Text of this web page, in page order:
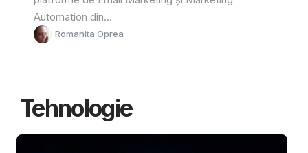
Automation din...
Romanita Oprea
Tehnologie